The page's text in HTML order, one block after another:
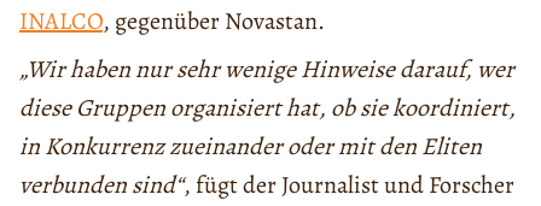
INALCO, gegenüber Novastan.
„Wir haben nur sehr wenige Hinweise darauf, wer
diese Gruppen organisiert hat, ob sie koordiniert,
in Konkurrenz zueinander oder mit den Eliten
verbunden sind“, fügt der Journalist und Forscher